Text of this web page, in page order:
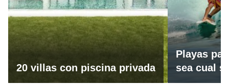
20 villas con piscina privada
Playas
sea cual